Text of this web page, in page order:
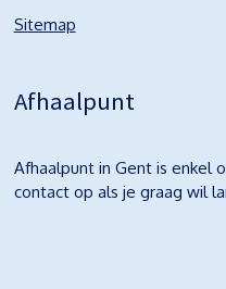
Sitemap
Afhaalpunt
Afhaalpunt in Gent is enkel
contact op als je graag wil